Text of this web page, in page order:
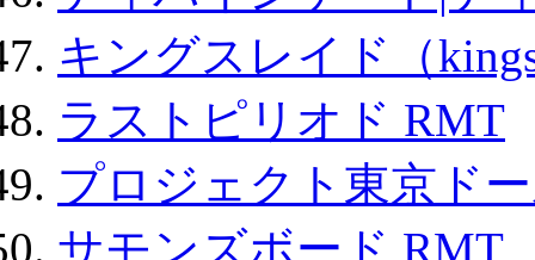
キングスレイド（
ラストピリオド RMT
プロジェクト東京ド
サモンズボード RMT